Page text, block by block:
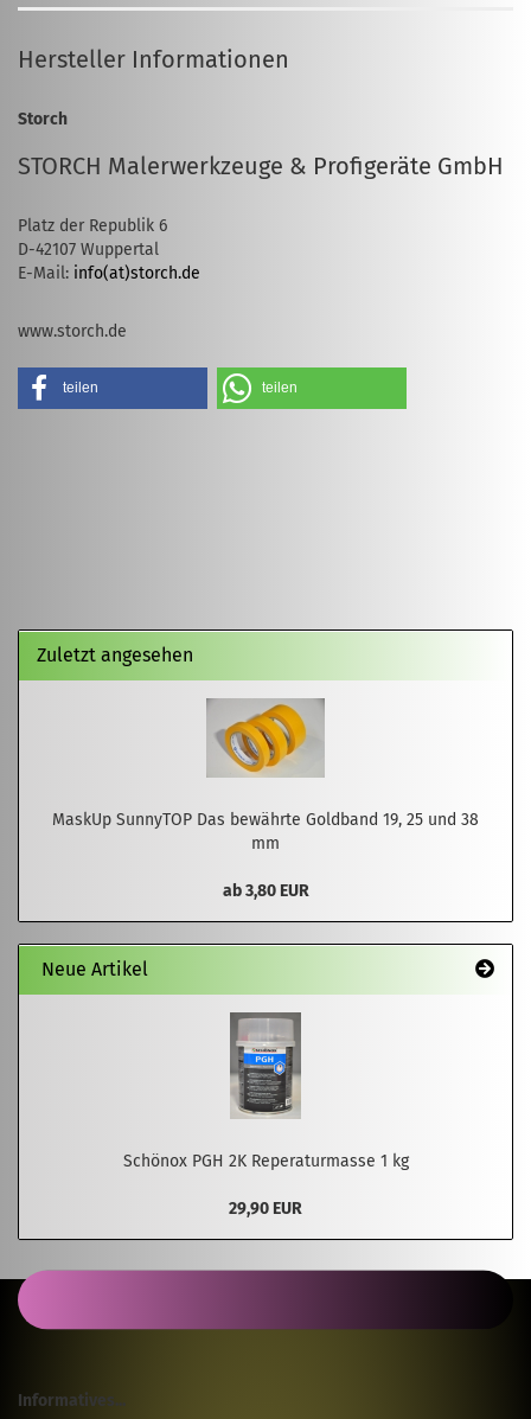
Hersteller Informationen
Storch
STORCH Malerwerkzeuge & Profigeräte GmbH
Platz der Republik 6
D-42107 Wuppertal
E-Mail: info(at)storch.de
www.storch.de
teilen teilen
Zuletzt angesehen
MaskUp SunnyTOP Das bewährte Goldband 19, 25 und 38
mm
ab 3,80 EUR
Neue Artikel
Schönox PGH 2K Reperaturmasse 1 kg
29,90 EUR
Informatives...